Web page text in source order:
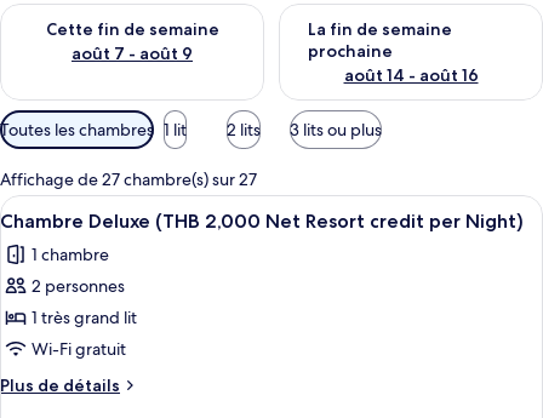
Cette fin de semaine
août 7 - août 9
Vérifier la disponibilité pour cette fin de semaine août 7 -
La fin de semaine
prochaine
août 14 - août 16
Vérifier la disponibilité pour
Filtres
disponibles
pour
les
chambres
Toutes les chambres 1 lit 2 lits 3 lits ou plus
Affichage de 27 chambre(s) sur 27
Afficher
toutes
les
photos
pour
ce
type
de
Minibar, coffre-fort pour ordinateur
5
Chambre Deluxe (THB 2,000 Net Resort credit per Night)
1 chambre
2 personnes
1 très grand lit
Wi-Fi gratuit
Plus de détails
Plus